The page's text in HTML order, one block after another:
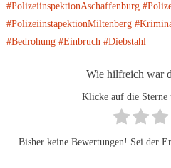
#PolizeiinspektionAschaffenburg
#PolizeiinstapektionMiltenberg
#Bedrohung #Einbruch #Diebstahl
Wie hilfreich war
Klicke auf die Sterne
Bisher keine Bewertungen! Sei der